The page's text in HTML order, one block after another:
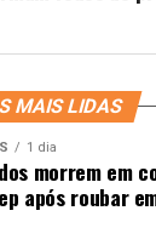
MAIS LIDAS
1 dia
morrem em
após roubar